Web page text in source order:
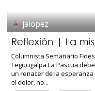
jalopez
Reflexión | La
Columnista Semanario
Tegucigalpa La Pascua
un renacer de la
el dolor, no...